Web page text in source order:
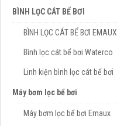
BÌNH LỌC CÁT BỂ BƠI
BÌNH LỌC CÁT BỂ BƠI EMAUX
Bình lọc cát bể bơi Waterco
Linh kiện bình lọc cát bể bơi
Máy bơm lọc bể bơi
Máy bơm lọc bể bơi Emaux